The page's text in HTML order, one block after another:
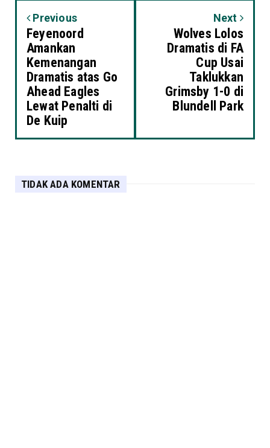
Previous
Feyenoord
Amankan
Kemenangan
Dramatis atas Go
Ahead Eagles
Lewat Penalti di
De Kuip
Next
Wolves Lolos
Dramatis di FA
Cup Usai
Taklukkan
Grimsby 1-0 di
Blundell Park
TIDAK ADA KOMENTAR